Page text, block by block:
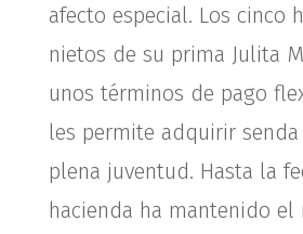
afecto especial. Los cinco
nietos de su prima Julita
unos términos de pago
les permite adquirir
plena juventud. Hasta la
hacienda ha mantenido el